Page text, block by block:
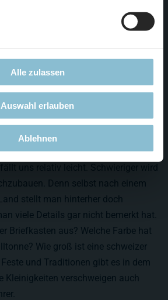
Alle zulassen
Auswahl erlauben
Ablehnen
Heimat in ihren vielfältigen
uns relativ leicht. Schwieriger wird
Denn selbst nach einem
stellt man hinterher doch
viele Details gar nicht bemerkt hat.
Briefkasten aus? Welche Farbe hat
Wie groß ist eine schweizer
und Traditionen gibt es in dem
Kleinigkeiten verschweigen auch